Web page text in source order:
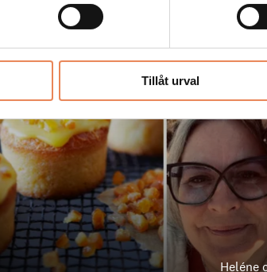
Tillåt urval
Heléne